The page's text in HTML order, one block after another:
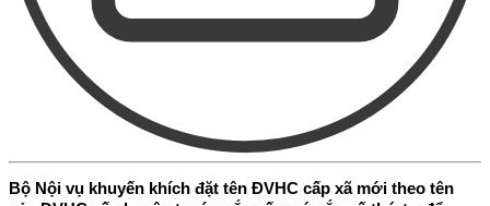
Bộ Nội vụ khuyến khích đặt tên ĐVHC cấp xã mới theo tên